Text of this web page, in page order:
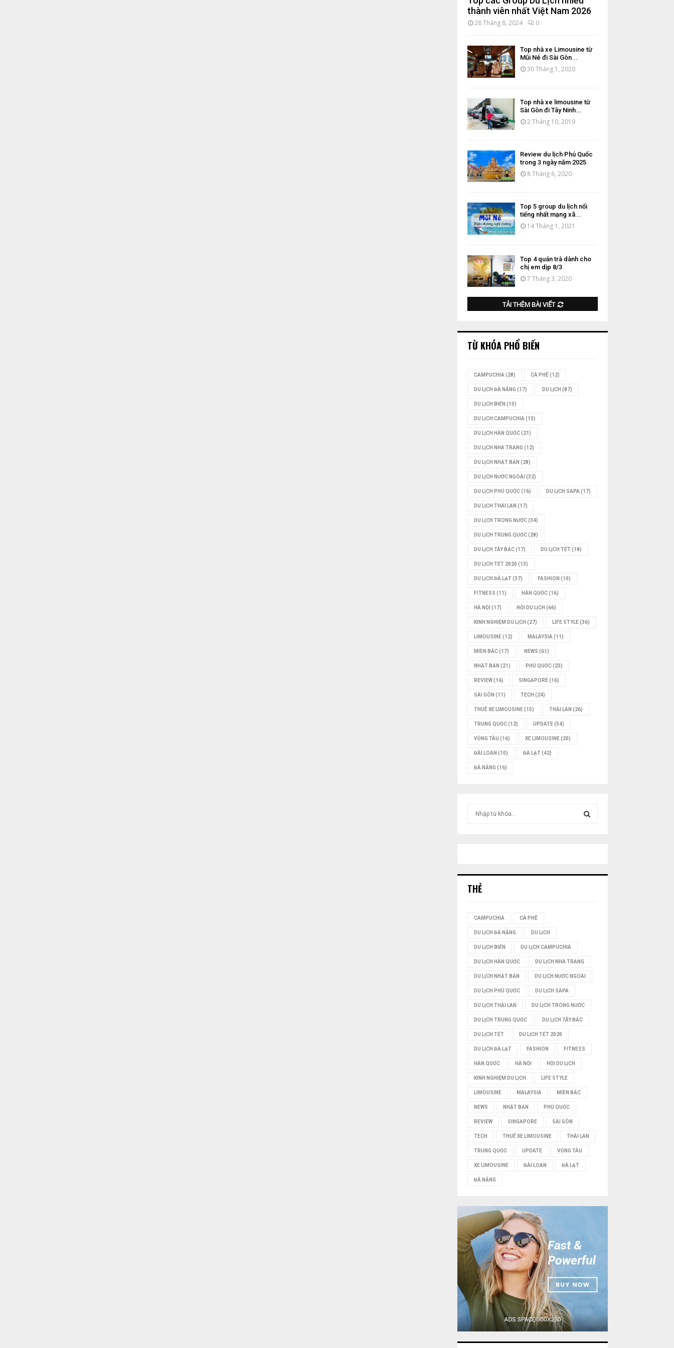
thành viên nhất Việt Nam 2026
28 Tháng 8, 2024 0
Top nhà xe Limousine từ
Mũi Né đi Sài Gòn...
30 Tháng 1, 2020
Top nhà xe limousine từ
Sài Gòn đi Tây Ninh...
2 Tháng 10, 2019
Review du lịch Phú Quốc
trong 3 ngày năm 2025
8 Tháng 6, 2020
Top 5 group du lịch nổi
tiếng nhất mạng xã...
14 Tháng 1, 2021
Top 4 quán trà dành cho
chị em dịp 8/3
7 Tháng 3, 2020
TẢI THÊM BÀI VIẾT
TỪ KHÓA PHỔ BIẾN
CAMPUCHIA (28) CÀ PHÊ(12)
DU LỊCH ĐÀ NẴNG (17) DU LỊCH (87)
DU LỊCH BIỂN (10)
DU LỊCH CAMPUCHIA (13)
DU LỊCH HÀN QUỐC(21)
DU LỊCH NHA TRANG (12)
DU LỊCH NHẬT BẢN (28)
DU LỊCH NƯỚC NGOÀI (32)
DU LỊCH PHÚ QUỐC(16) DU LỊCH SAPA (17)
DU LỊCH THÁI LAN (17)
DU LỊCH TRONG NƯỚC(34)
DU LỊCH TRUNG QUỐC(28)
DU LỊCH TÂY BẮC(17) DU LỊCH TẾT(18)
DU LỊCH TẾT 2020 (13)
DU LỊCH ĐÀ LẠT(37) FASHION (10)
FITNESS (11) HÀN QUỐC(16)
HÀ NỘI (17) HỘI DU LỊCH (66)
KINH NGHIỆM DU LỊCH (27) LIFE STYLE(36)
LIMOUSINE(12) MALAYSIA (11)
MIỀN BẮC(17) NEWS (61)
NHẬT BẢN (21) PHÚ QUỐC(23)
REVIEW(16) SINGAPORE(16)
SÀI GÒN (11) TECH (24)
THUÊ XE LIMOUSINE(15) THÁI LAN (26)
TRUNG QUỐC(12) UPDATE(54)
VŨNG TÀU (16) XE LIMOUSINE(20)
ĐÀI LOAN (10) ĐÀ LẠT(42)
ĐÀ NẴNG (16)
M
THẺ
CAMPUCHIA CÀ PHÊ
DU LỊCH ĐÀ NẴNG DU LỊCH
DU LỊCH BIỂN DU LỊCH CAMPUCHIA
DU LỊCH HÀN QUỐC DU LỊCH NHA TRANG
DU LỊCH NHẬT BẢN DU LỊCH NƯỚC NGOÀI
DU LỊCH PHÚ QUỐC DU LỊCH SAPA
DU LỊCH THÁI LAN DU LỊCH TRONG NƯỚC
DU LỊCH TRUNG QUỐC DU LỊCH TÂY BẮC
DU LỊCH TẾT DU LỊCH TẾT 2020
DU LỊCH ĐÀ LẠT FASHION FITNESS
HÀN QUỐC HÀ NỘI HỘI DU LỊCH
KINH NGHIỆM DU LỊCH LIFE STYLE
LIMOUSINE MALAYSIA MIỀN BẮC
NEWS NHẬT BẢN PHÚ QUỐC
REVIEW SINGAPORE SÀI GÒN
TECH THUÊ XE LIMOUSINE THÁI LAN
TRUNG QUỐC UPDATE VŨNG TÀU
XE LIMOUSINE ĐÀI LOAN ĐÀ LẠT
ĐÀ NẴNG